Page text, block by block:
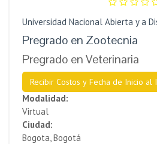
Universidad Nacional Abierta y a
Pregrado en Zootecnia
Pregrado en Veterinaria
Recibir Costos y Fecha de Inicio al
Modalidad:
Virtual
Ciudad:
Bogota, Bogotá